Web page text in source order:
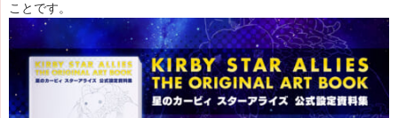
ことです。